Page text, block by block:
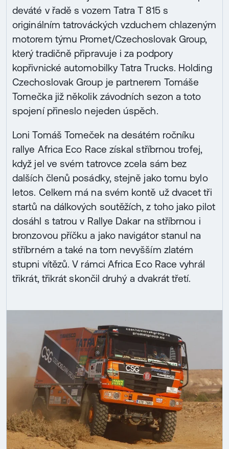
deváté v řadě s vozem Tatra T 815 s
originálním tatrováckých vzduchem chlazeným
motorem týmu Promet/Czechoslovak Group,
který tradičně připravuje i za podpory
kopřivnické automobilky Tatra Trucks. Holding
Czechoslovak Group je partnerem Tomáše
Tomečka již několik závodních sezon a toto
spojení přineslo nejeden úspěch.
Loni Tomáš Tomeček na desátém ročníku
rallye Africa Eco Race získal stříbrnou trofej,
když jel ve svém tatrovce zcela sám bez
dalších členů posádky, stejně jako tomu bylo
letos. Celkem má na svém kontě už dvacet tři
startů na dálkových soutěžích, z toho jako pilot
dosáhl s tatrou v Rallye Dakar na stříbrnou i
bronzovou příčku a jako navigátor stanul na
stříbrném a také na tom nevyšším zlatém
stupni vítězů. V rámci Africa Eco Race vyhrál
třikrát, třikrát skončil druhý a dvakrát třetí.